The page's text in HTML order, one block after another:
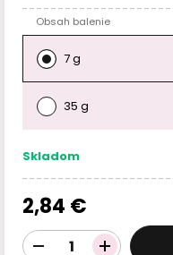
Obsah balenie
7 g
35 g
Skladom
2,84 €